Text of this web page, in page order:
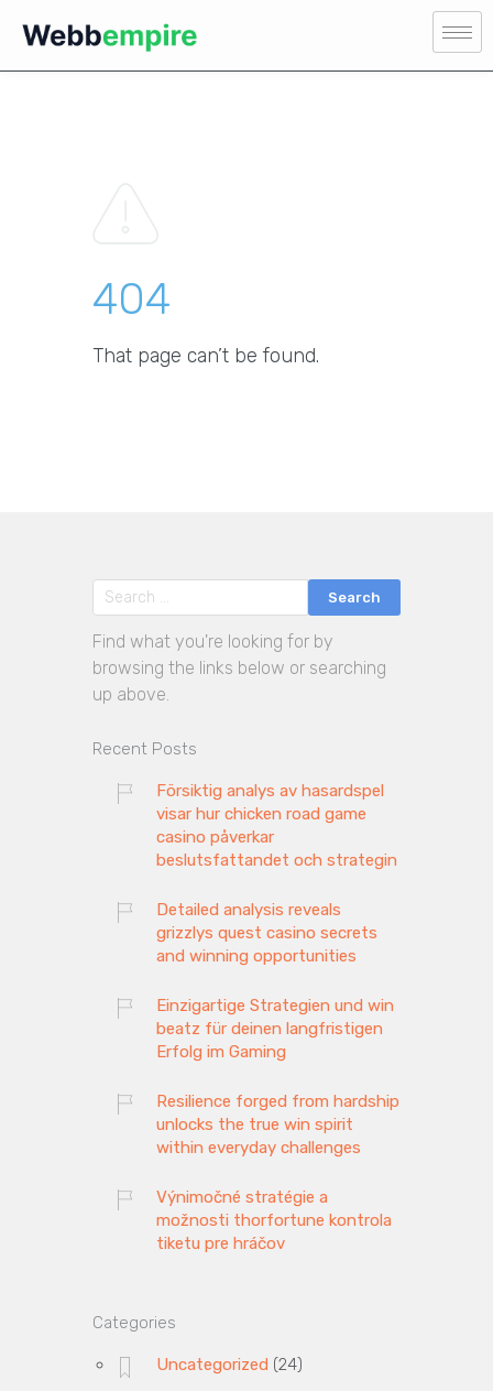
404
That page can’t be found.
Find what you're looking for by
browsing the links below or searching
up above.
Recent Posts
Försiktig analys av hasardspel
visar hur chicken road game
casino påverkar
beslutsfattandet och strategin
Detailed analysis reveals
grizzlys quest casino secrets
and winning opportunities
Einzigartige Strategien und win
beatz für deinen langfristigen
Erfolg im Gaming
Resilience forged from hardship
unlocks the true win spirit
within everyday challenges
Výnimočné stratégie a
možnosti thorfortune kontrola
tiketu pre hráčov
Categories
Uncategorized (24)